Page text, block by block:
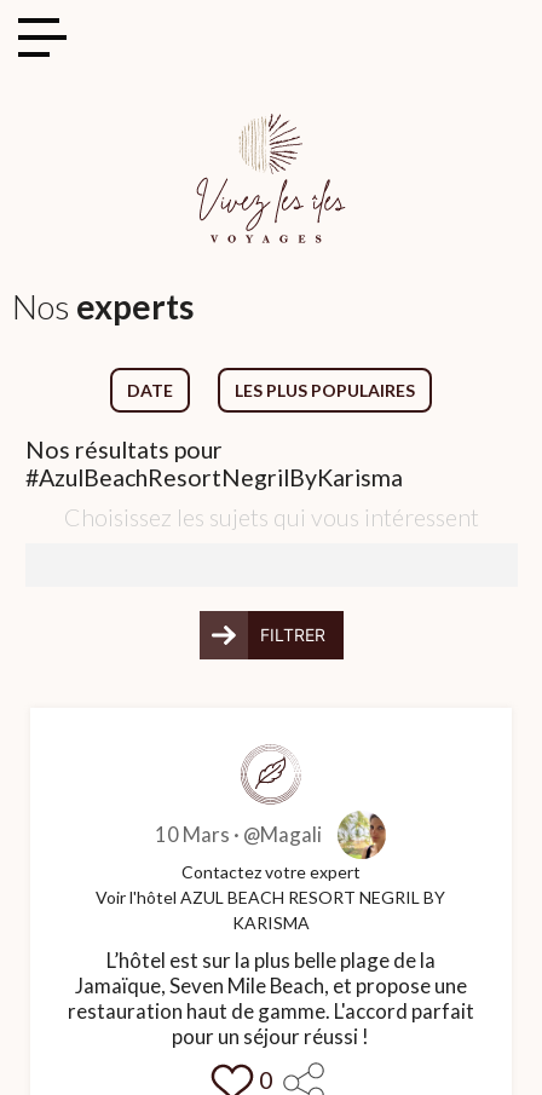
Nos experts
DATE LES PLUS POPULAIRES
Nos résultats pour
#AzulBeachResortNegrilByKarisma
Choisissez les sujets qui vous intéressent
FILTRER
10 Mars · @Magali
Contactez votre expert
Voir l'hôtel AZUL BEACH RESORT NEGRIL BY
KARISMA
L’hôtel est sur la plus belle plage de la
Jamaïque, Seven Mile Beach, et propose une
restauration haut de gamme. L'accord parfait
pour un séjour réussi !
0